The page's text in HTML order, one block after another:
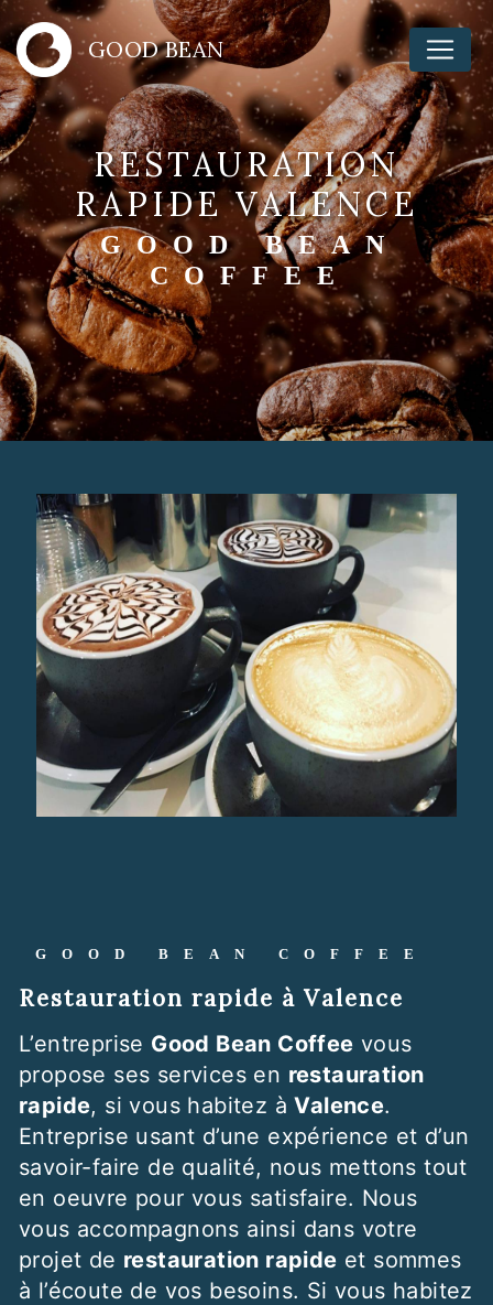
GOOD BEAN
RESTAURATION
RAPIDE VALENCE
GOOD BEAN
COFFEE
GOOD BEAN COFFEE
restauration rapide à Valence
L’entreprise Good Bean Coffee vous
propose ses services en restauration
rapide, si vous habitez àValence.
Entreprise usant d’une expérience et d’un
savoir-faire de qualité, nous mettons tout
en oeuvre pour vous satisfaire. Nous
vous accompagnons ainsi dans votre
projet de restauration rapide et sommes
à l’écoute de vos besoins. Si vous habitez
Panneau de gestion des cookies